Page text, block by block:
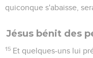
quiconque s'abaisse,
Jésus bénit des
15 Et quelques-uns lui